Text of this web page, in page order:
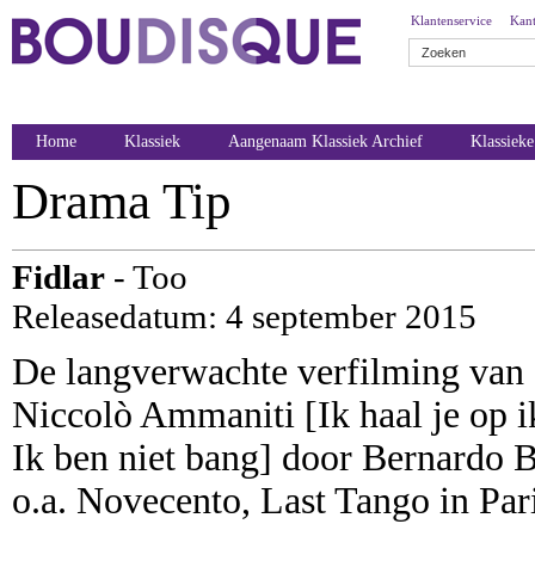
Klantenservice
Home Klassiek Aangenaam Klassiek Archief
Drama Tip
Fidlar - Too
Releasedatum: 4 september 2015
De langverwachte verfilming van
Niccolò Ammaniti [Ik haal je op
Ik ben niet bang] door Bernardo
o.a. Novecento, Last Tango in